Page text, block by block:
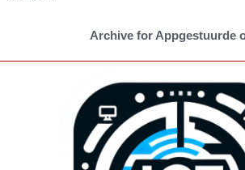
Archive for Appgestuurde